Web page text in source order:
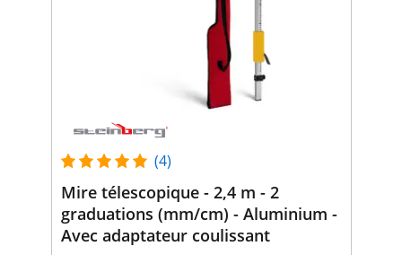
(4)
Mire télescopique - 2,4 m - 2
graduations (mm/cm) - Aluminium -
Avec adaptateur coulissant